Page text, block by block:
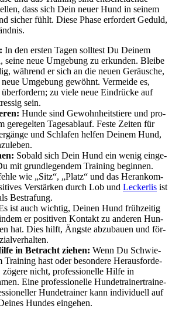
dass sich Dein neu­er Hund in sei­nem
sicher fühlt. Die­se Pha­se erfor­dert Geduld,
In den ers­ten Tagen soll­test Du Dei­nem
sei­ne neue Umge­bung zu erkun­den. Blei­be
wäh­rend er sich an die neu­en Geräu­sche,
Umge­bung gewöhnt. Ver­mei­de es,
zu vie­le neue Ein­drü­cke auf
sein.
Hun­de sind Gewohn­heits­tie­re und pro­
gere­gel­ten Tages­ab­lauf. Fes­te Zei­ten für
und Schla­fen hel­fen Dei­nem Hund,
Sobald sich Dein Hund ein wenig ein­ge­
mit grund­le­gen­dem Trai­ning begin­nen.
wie „Sitz“, „Platz“ und das Her­an­kom­
Ver­stär­ken durch Lob und Lecker­lis ist
Bestra­fung.
ist auch wich­tig, Dei­nen Hund früh­zei­tig
er posi­ti­ven Kon­takt zu ande­ren Hun­
hat. Dies hilft, Ängs­te abzu­bau­en und för­
in Betracht zie­hen: Wenn Du Schwie­
Trai­ning hast oder beson­de­re Her­aus­for­de­
zöge­re nicht, pro­fes­sio­nel­le Hil­fe in
Eine pro­fes­sio­nel­le Hun­de­trai­ner­trai­ne­
Hun­de­trai­ner kann indi­vi­du­ell auf
Hun­des ein­ge­hen.